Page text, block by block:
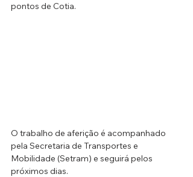
pontos de Cotia.
O trabalho de aferição é acompanhado
pela Secretaria de Transportes e
Mobilidade (Setram) e seguirá pelos
próximos dias.